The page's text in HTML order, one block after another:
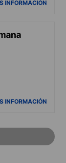
INFORMACIÓN
INFORMACIÓN